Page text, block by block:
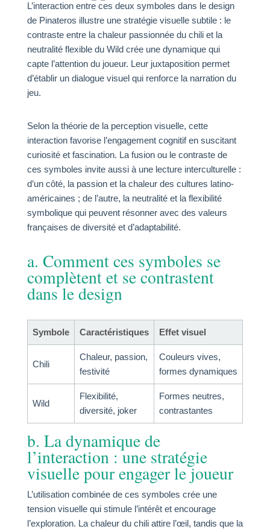
L’interaction entre ces deux symboles dans le design
de Pinateros illustre une stratégie visuelle subtile : le
contraste entre la chaleur passionnée du chili et la
neutralité flexible du Wild crée une dynamique qui
capte l’attention du joueur. Leur juxtaposition permet
d’établir un dialogue visuel qui renforce la narration du
jeu.
Selon la théorie de la perception visuelle, cette
interaction favorise l’engagement cognitif en suscitant
curiosité et fascination. La fusion ou le contraste de
ces symboles invite aussi à une lecture interculturelle :
d’un côté, la passion et la chaleur des cultures latino-
américaines ; de l’autre, la neutralité et la flexibilité
symbolique qui peuvent résonner avec des valeurs
françaises de diversité et d’adaptabilité.
a. Comment ces symboles se
complètent et se contrastent
dans le design
Symbole Caractéristiques Effet visuel
Chili
Chaleur, passion,
festivité
Couleurs vives,
formes dynamiques
Wild
Flexibilité,
diversité, joker
Formes neutres,
contrastantes
b. La dynamique de
l’interaction : une stratégie
visuelle pour engager le joueur
L’utilisation combinée de ces symboles crée une
tension visuelle qui stimule l’intérêt et encourage
l’exploration. La chaleur du chili attire l’œil, tandis que la